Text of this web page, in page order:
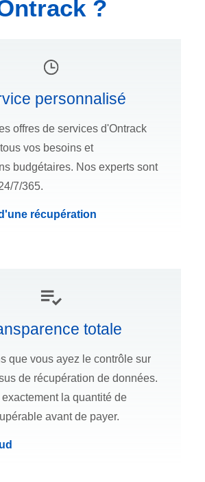
?
personnalisé
offres de services d'Ontrack
vos besoins et
budgétaires. Nos experts sont
7/365.
récupération
totale
que vous ayez le contrôle sur
de récupération de données.
la quantité de
avant de payer.